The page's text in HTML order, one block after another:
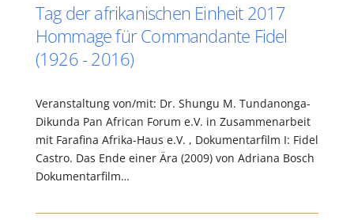
Tag der afrikanischen Einheit 2017
Hommage für Commandante Fidel
(1926 - 2016)
Veranstaltung von/mit: Dr. Shungu M. Tundanonga-
Dikunda Pan African Forum e.V. in Zusammenarbeit
mit Farafina Afrika-Haus e.V. , Dokumentarfilm I: Fidel
Castro. Das Ende einer Ära (2009) von Adriana Bosch
Dokumentarfilm…